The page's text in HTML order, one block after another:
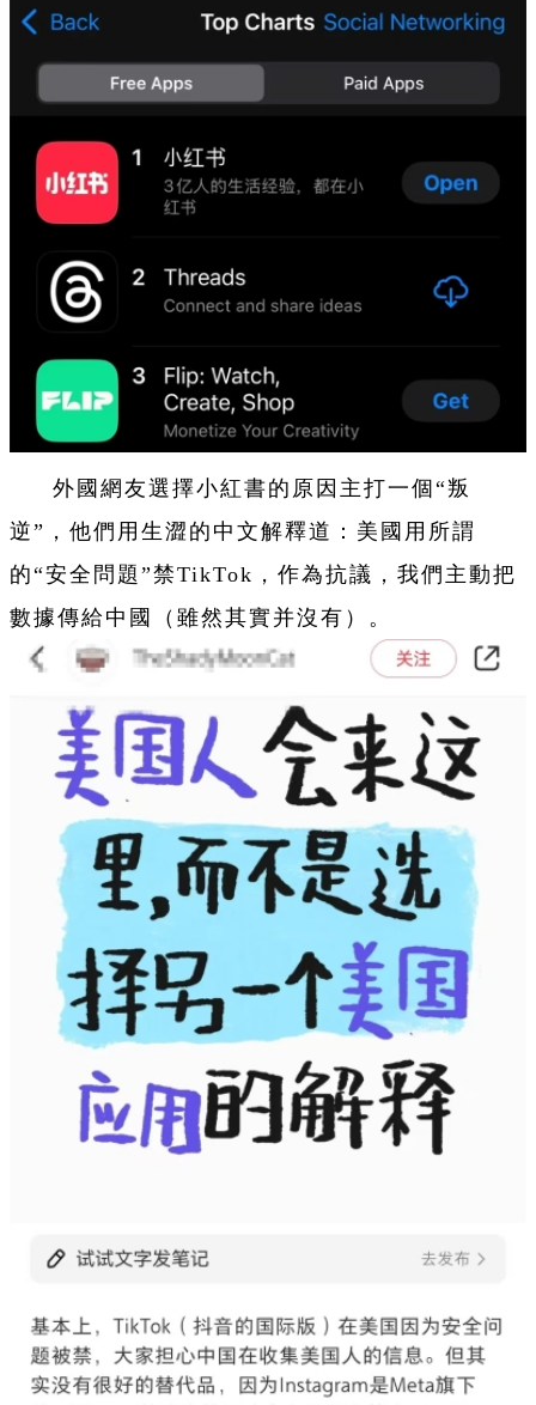
外國網友選擇小紅書的原因主打一個“叛
逆”，他們用生澀的中文解釋道：美國用所謂
的“安全問題”禁TikTok，作為抗議，我們主動把
數據傳給中國（雖然其實并沒有）。